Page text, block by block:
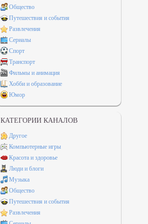
Общество
Путешествия и события
Развлечения
Сериалы
Спорт
Транспорт
Фильмы и анимация
Хобби и образование
Юмор
КАТЕГОРИИ КАНАЛОВ
Другое
Компьютерные игры
Красота и здоровье
Люди и блоги
Музыка
Общество
Путешествия и события
Развлечения